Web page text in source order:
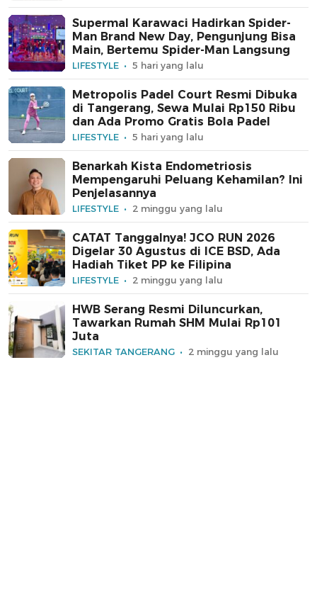
Supermal Karawaci Hadirkan Spider-
Man Brand New Day, Pengunjung Bisa
Main, Bertemu Spider-Man Langsung
LIFESTYLE 5 hari yang lalu
Metropolis Padel Court Resmi Dibuka
di Tangerang, Sewa Mulai Rp150 Ribu
dan Ada Promo Gratis Bola Padel
LIFESTYLE 5 hari yang lalu
Benarkah Kista Endometriosis
Mempengaruhi Peluang Kehamilan? Ini
Penjelasannya
LIFESTYLE 2 minggu yang lalu
CATAT Tanggalnya! JCO RUN 2026
Digelar 30 Agustus di ICE BSD, Ada
Hadiah Tiket PP ke Filipina
LIFESTYLE 2 minggu yang lalu
HWB Serang Resmi Diluncurkan,
Tawarkan Rumah SHM Mulai Rp101
Juta
SEKITAR TANGERANG 2 minggu yang lalu